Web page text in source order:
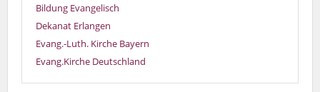
Bildung Evangelisch
Dekanat Erlangen
Evang.-Luth. Kirche Bayern
Evang.Kirche Deutschland